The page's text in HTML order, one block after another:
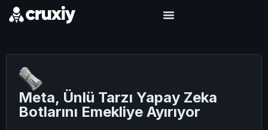
Meta, Ünlü Tarzı Yapay Zeka
Botlarını Emekliye Ayırıyor